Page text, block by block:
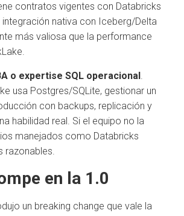
contratos vigentes con Databricks
nativa con Iceberg/Delta
más valiosa que la performance
o expertise SQL operacional .
usa Postgres/SQLite, gestionar un
con backups, replicación y
habilidad real. Si el equipo no la
manejados como Databricks
razonables.
en la 1.0
un breaking change que vale la